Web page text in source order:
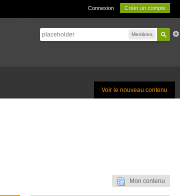
Connexion Créer un compte
Membres
Voir le nouveau contenu
Mon contenu